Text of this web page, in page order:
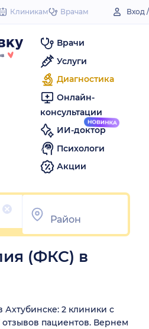
to
Клиникам Врачам Вход
Врачи
Услуги
Диагностика
Онлайн-
консультации
ИИ-доктор
Психологи
Акции
(ФКС) в
2 клиники с
отзывов пациентов. Вернем